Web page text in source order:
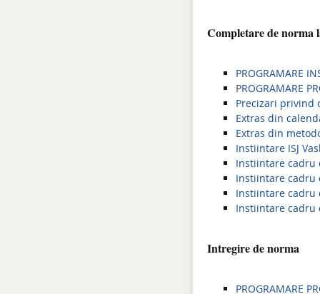
Completare de norma
PROGRAMARE
PROGRAMARE
Precizari privind
Extras din
Extras din
Instiintare ISJ
Instiintare cadru
Instiintare cadru
Instiintare cadru
Instiintare cadru
Intregire de norma
PROGRAMARE